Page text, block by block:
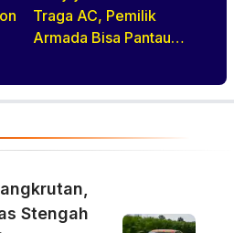
Traga AC, Pemilik
Armada Bisa Pantau
Realtime
Stengah